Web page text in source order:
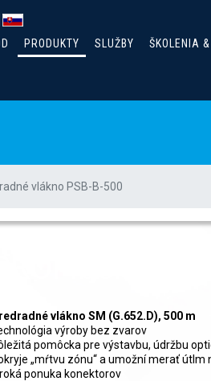
PRODUKTY SLUŽBY ŠKOLENIA
vlákno PSB-B-500
vlákno SM (G.652.D), 500 m
výroby bez zvarov
pomôcka pre výstavbu, údržbu
„mŕtvu zónu“ a umožní merať
ponuka konektorov